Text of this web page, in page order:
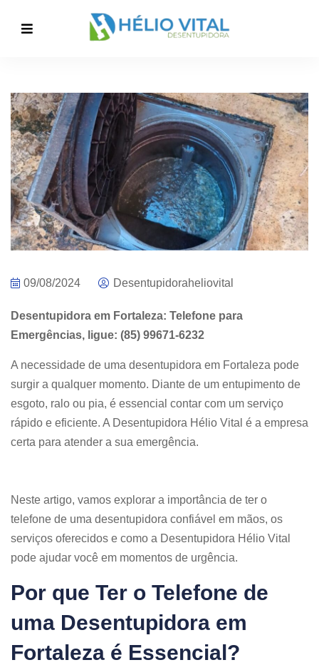
09/08/2024 Desentupidoraheliovital
Desentupidora em Fortaleza: Telefone para
Emergências, ligue: (85) 99671-6232
A necessidade de uma desentupidora em Fortaleza pode
surgir a qualquer momento. Diante de um entupimento de
esgoto, ralo ou pia, é essencial contar com um serviço
rápido e eficiente. A Desentupidora Hélio Vital é a empresa
certa para atender a sua emergência.
Neste artigo, vamos explorar a importância de ter o
telefone de uma desentupidora confiável em mãos, os
serviços oferecidos e como a Desentupidora Hélio Vital
pode ajudar você em momentos de urgência.
Por que Ter o Telefone de
uma Desentupidora em
Fortaleza é Essencial?